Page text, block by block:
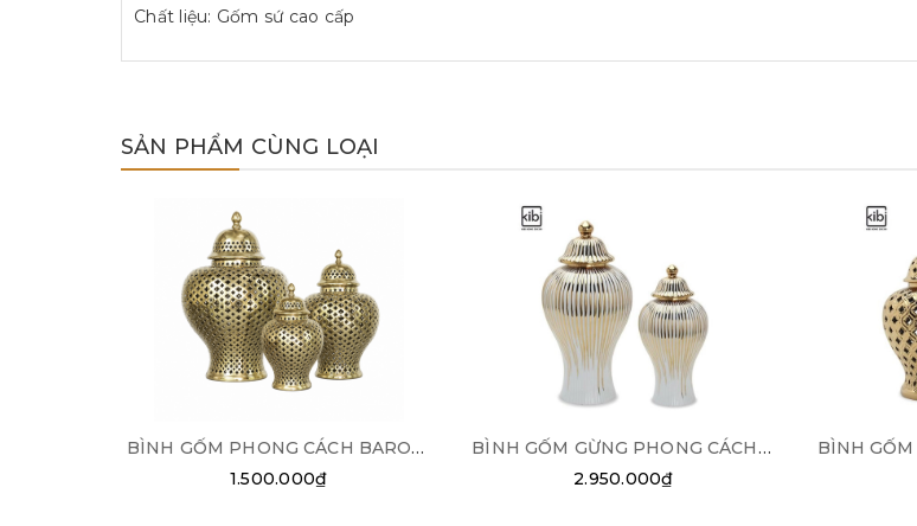
Chất liệu: Gốm sứ cao cấp
SẢN PHẨM CÙNG LOẠI
BÌNH GỐM PHONG CÁCH BAROQUE G02
1.500.000₫
BÌNH GỐM GỪNG PHONG CÁCH CHÂU ÂU BG01
2.950.000₫